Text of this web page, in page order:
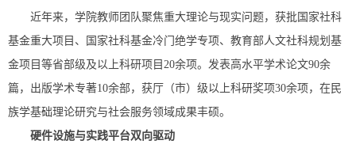
近年来，学院教师团队聚焦重大理论与现实问题，获批国家社科
基金重大项目、国家社科基金冷门绝学专项、教育部人文社科规划基
金项目等省部级及以上科研项目20余项。发表高水平学术论文90余
篇，出版学术专著10余部，获厅（市）级以上科研奖项30余项，在民
族学基础理论研究与社会服务领域成果丰硕。
硬件设施与实践平台双向驱动